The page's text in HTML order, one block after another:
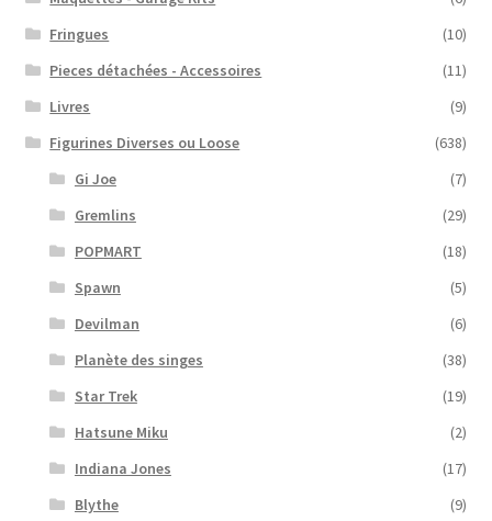
Fringues
(10)
Pieces détachées - Accessoires
(11)
Livres
(9)
Figurines Diverses ou Loose
(638)
Gi Joe
(7)
Gremlins
(29)
POPMART
(18)
Spawn
(5)
Devilman
(6)
Planète des singes
(38)
Star Trek
(19)
Hatsune Miku
(2)
Indiana Jones
(17)
Blythe
(9)